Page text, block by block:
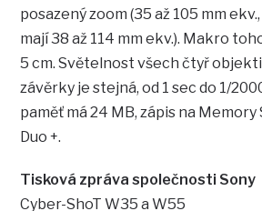
posazený zoom (35 až 105 mm
mají 38 až 114 mm ekv.). Makro
5 cm. Světelnost všech čtyř
závěrky je stejná, od 1 sec do 1/
paměť má 24 MB, zápis na Memory
Duo +.
Tisková zpráva společnosti Sony
Cyber-ShoT W35 a W55